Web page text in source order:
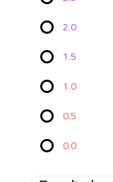
2.0
1.5
1.0
0.5
0.0